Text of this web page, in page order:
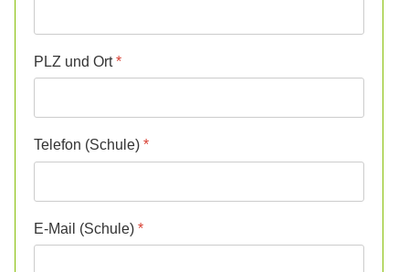
PLZ und Ort*
Telefon (Schule)*
E-Mail (Schule)*